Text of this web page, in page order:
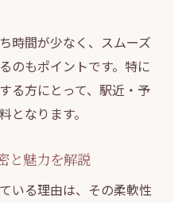
時間が少なく、スムーズ
のもポイントです。特に
る方にとって、駅近・予
となります。
と魅力を解説
いる理由は、その柔軟性